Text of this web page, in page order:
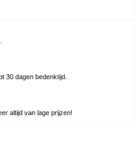
30 dagen bedenktijd.
altijd van lage prijzen!